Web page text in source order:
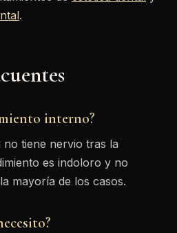
.
interno?
no tiene nervio tras la
es indoloro y no
mayoría de los casos.